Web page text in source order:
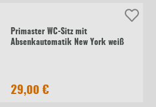
Primaster WC-Sitz mit
Absenkautomatik New York weiß
29,00 €